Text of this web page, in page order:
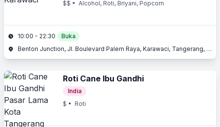
$$ • Alcohol, Roti, Briyani, Popcorn
10:00 - 22:30
Buka
Benton Junction, Jl. Boulevard Palem Raya, Karawaci, Tangerang, Banten
Roti Cane Ibu Gandhi
India
$ • Roti